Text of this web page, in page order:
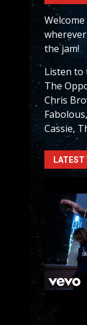
the jam!
Listen to
The
Chris
Cassie,
LATEST